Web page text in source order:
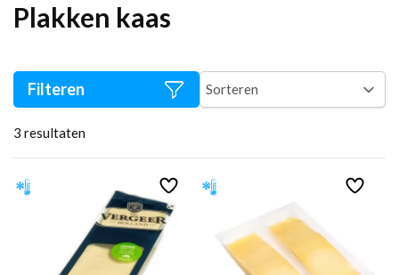
Plakken kaas
3 resultaten
Filteren